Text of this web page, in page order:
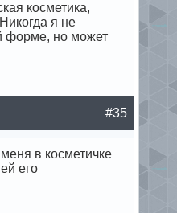
косметика,
я не
форме, но может
#35
в косметичке
его